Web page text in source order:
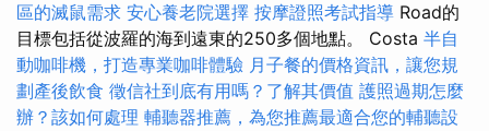
區的滅鼠需求 安心養老院選擇 按摩證照考試指導 Road的
目標包括從波羅的海到遠東的250多個地點。 Costa 半自
動咖啡機，打造專業咖啡體驗 月子餐的價格資訊，讓您規
劃產後飲食 徵信社到底有用嗎？了解其價值 護照過期怎麼
辦？該如何處理 輔聽器推薦，為您推薦最適合您的輔聽設